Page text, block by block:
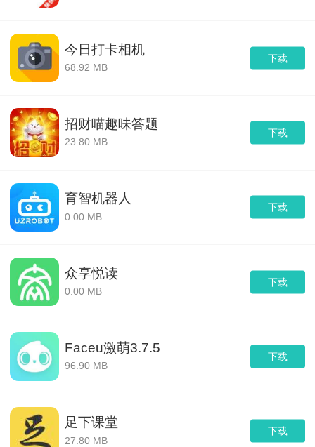
下载
今日打卡相机
68.92 MB
下载
招财喵趣味答题
23.80 MB
下载
育智机器人
0.00 MB
下载
众享悦读
0.00 MB
下载
Faceu激萌3.7.5
96.90 MB
下载
足下课堂
27.80 MB